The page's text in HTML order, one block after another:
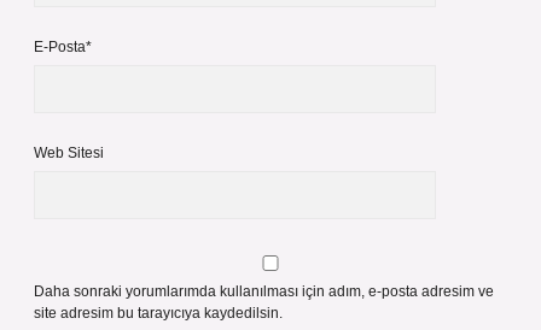
E-Posta*
Web Sitesi
Daha sonraki yorumlarımda kullanılması için adım, e-posta adresim ve
site adresim bu tarayıcıya kaydedilsin.